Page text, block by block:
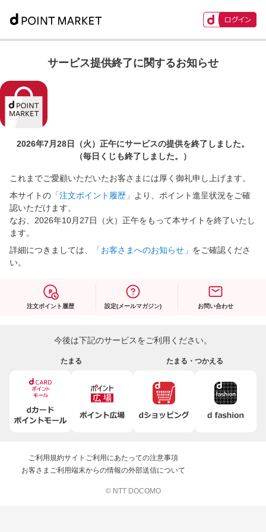
サービス提供終了に関するお知らせ
2026年7月28日（火）正午にサービスの提供を終了しました。
（毎日くじも終了しました。）
これまでご愛顧いただいたお客さまには厚く御礼申し上げます。
本サイトの 「注文ポイント履歴」
より、ポイント進呈状況をご確
認いただけます。
なお、2026年10月27日（火）正午をもって本サイトを終了いたし
ます。
詳細につきましては、
「お客さまへのお知らせ」 をご確認くださ
い。
注文ポイント履歴 設定(メールマガジン) お問い合わせ
今後は下記のサービスをご利用ください。
たまる たまる・つかえる
ご利用規約サイトご利用にあたっての注意事項
お客さまご利用端末からの情報の外部送信について
© NTT DOCOMO